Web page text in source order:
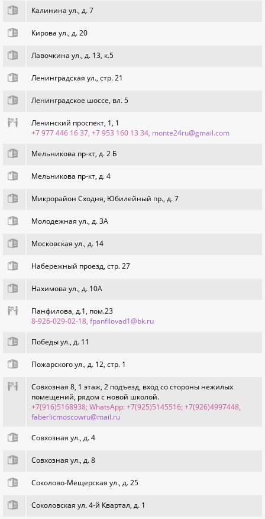
Калинина ул., д. 7
Кирова ул., д. 20
Лавочкина ул., д. 13, к.5
Ленинградская ул., стр. 21
Ленинградское шоссе, вл. 5
Ленинский проспект, 1, 1
+7 977 446 16 37, +7 953 160 13 34, monte24ru@gmail.com
Мельникова пр-кт, д. 2 Б
Мельникова пр-кт, д. 4
Микрорайон Сходня, Юбилейный пр., д. 7
Молодежная ул., д. 3А
Московская ул., д. 14
Набережный проезд, стр. 27
Нахимова ул., д. 10А
Панфилова, д.1, пом.23
8-926-029-02-18, fpanfilovad1@bk.ru
Победы ул., д. 11
Пожарского ул., д. 12, стр. 1
Совхозная 8, 1 этаж, 2 подъезд, вход со стороны нежилых
помещений, рядом с новой школой.
+7(916)5168938; WhatsApp: +7(925)5145516; +7(926)4997448,
faberlicmoscowru@mail.ru
Совхозная ул., д. 4
Совхозная ул., д. 8
Соколово-Мещерская ул., д. 25
Соколовская ул. 4-й Квартал, д. 1